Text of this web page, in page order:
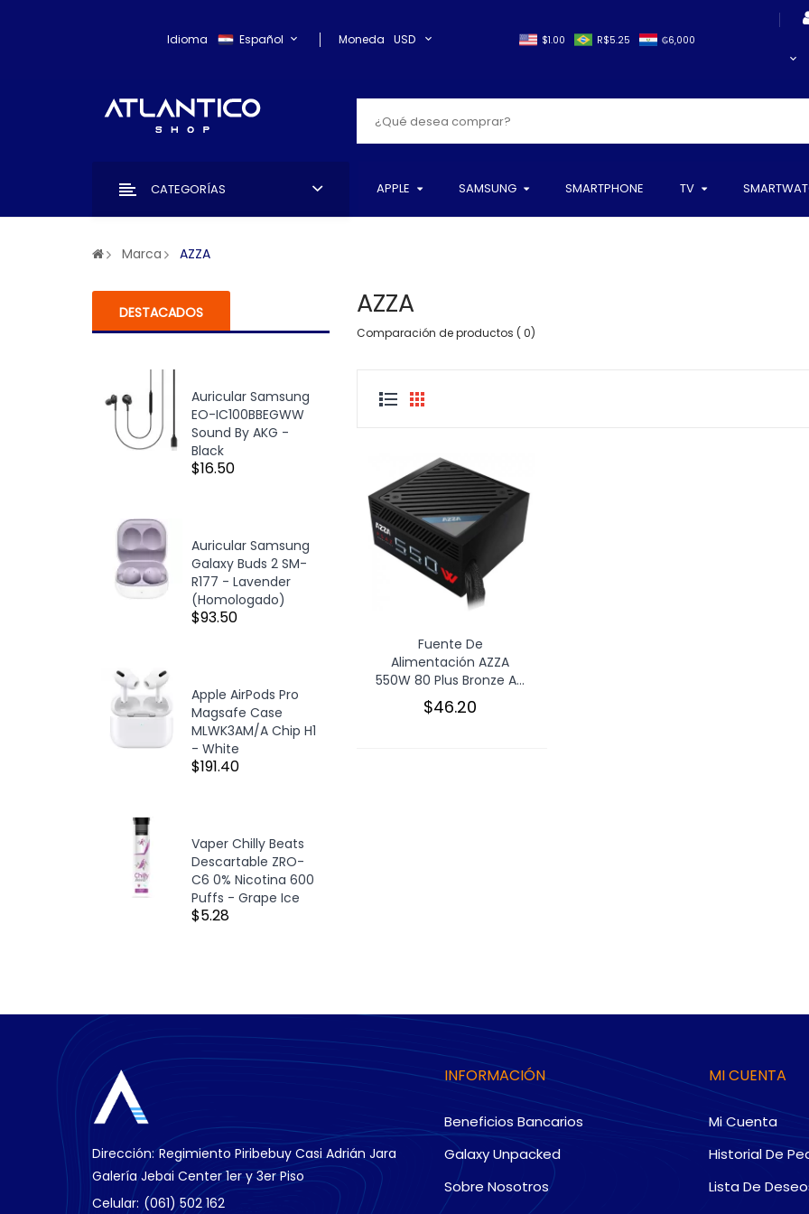
Idioma Español Moneda USD $1.00 ₲6,000
R$5.25
CATEGORÍAS APPLE SAMSUNG SMARTPHONE TV
Marca AZZA
DESTACADOS
Auricular Samsung
EO-IC100BBEGWW
Sound By AKG -
Black
$16.50
Auricular Samsung
Galaxy Buds 2 SM-
R177 - Lavender
(Homologado)
$93.50
Apple AirPods Pro
Magsafe Case
MLWK3AM/A Chip H1
- White
$191.40
Vaper Chilly Beats
Descartable ZRO-
C6 0% Nicotina 600
Puffs - Grape Ice
$5.28
AZZA
Comparación de productos ( 0)
Fuente De
Alimentación AZZA
550W 80 Plus Bronze A...
$46.20
Dirección: Regimiento Piribebuy Casi Adrián Jara
Galería Jebai Center 1er y 3er Piso
Celular: (061) 502 162
INFORMACIÓN
Beneficios Bancarios
Galaxy Unpacked
Sobre Nosotros
MI CUENTA
Mi Cuenta
Historial De
Lista De